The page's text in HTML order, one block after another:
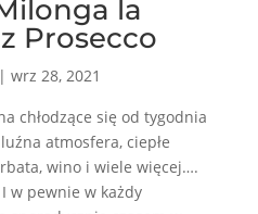
la
Prosecco
| wrz 28, 2021
chłodzące się od tygodnia
atmosfera, ciepłe
wino i wiele więcej….
w pewnie w każdy